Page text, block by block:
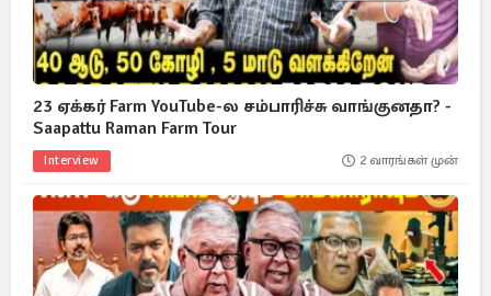
23 ஏக்கர் Farm YouTube-ல சம்பாரிச்சு வாங்குனதா? -
Saapattu Raman Farm Tour
Interview 2 வாரங்கள் முன்